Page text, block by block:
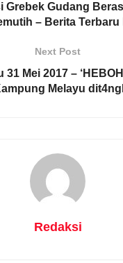
Grebek Gudang
– Berita Terbaru
Next Post
31 Mei 2017 –
Melayu
Redaksi